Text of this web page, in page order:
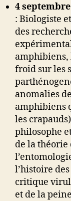
4 septembre
: Biologiste
des
amphibiens,
froid sur les
anomalies
amphibiens
les
philosophe
de la théorie
l’histoire
critique
et de la